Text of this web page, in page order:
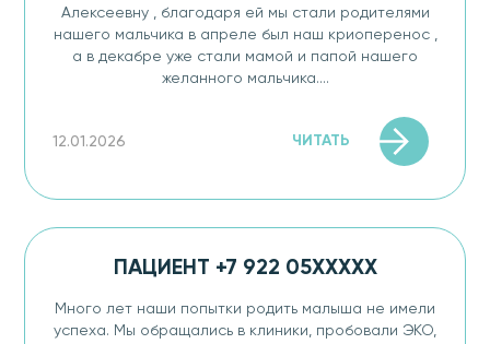
Алексеевну , благодаря ей мы стали родителями
нашего мальчика в апреле был наш криоперенос ,
а в декабре уже стали мамой и папой нашего
желанного мальчика....
12.01.2026 ЧИТАТЬ
ПАЦИЕНТ +7 922 05XXXXX
Много лет наши попытки родить малыша не имели
успеха. Мы обращались в клиники, пробовали ЭКО​,